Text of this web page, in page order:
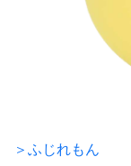
＞ふじれもん